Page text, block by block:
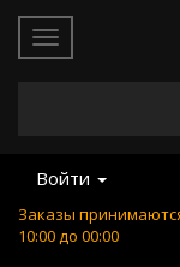
Войти
Заказы принимаются
10:00 до 00:00